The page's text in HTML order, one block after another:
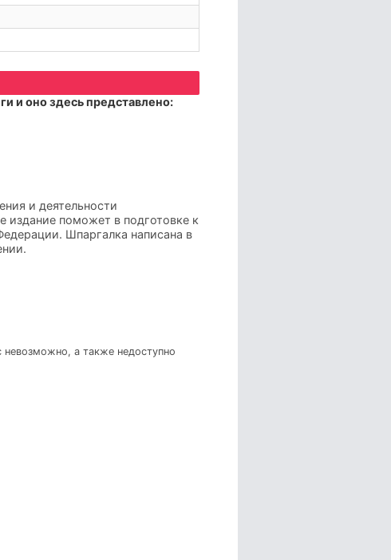
и оно здесь представлено:
и деятельности
издание поможет в подготовке к
Шпаргалка написана в
невозможно, а также недоступно